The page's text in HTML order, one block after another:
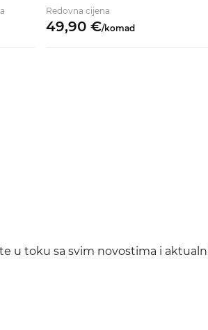
Redovna cijena
49,90 €/komad
u toku sa svim novostima i